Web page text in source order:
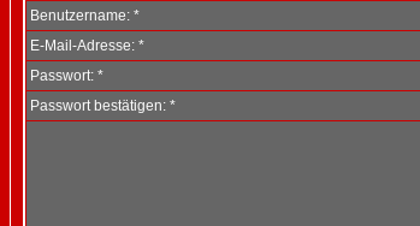
Benutzername: *
E-Mail-Adresse: *
Passwort: *
Passwort bestätigen: *